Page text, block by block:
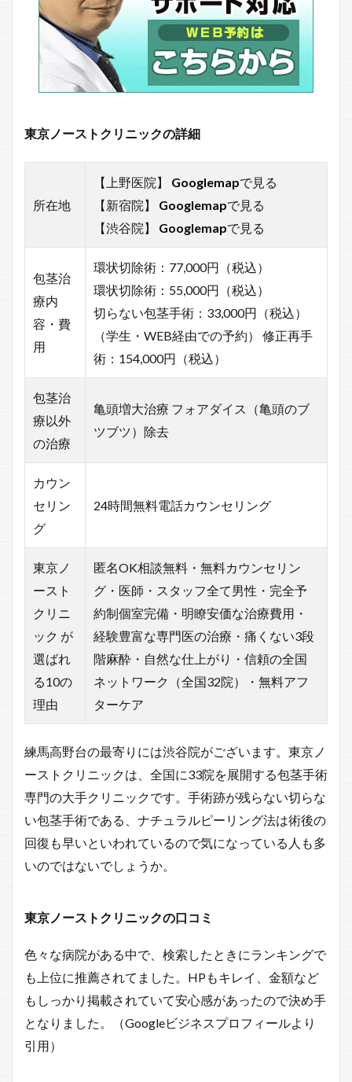
東京ノーストクリニックの詳細
所在地
【上野医院】 Googlemapで見る
【新宿院】 Googlemapで見る
【渋谷院】
Googlemapで見る
包茎治
療内
容・費
用
環状切除術：77,000円（税込）
環状切除術：55,000円（税込）
切らない包茎手術：33,000円（税込）
（学生・WEB経由での予約） 修正再手
術：154,000円（税込）
包茎治
療以外
の治療
亀頭増大治療 フォアダイス（亀頭のブ
ツブツ）除去
カウン
セリン
グ
24時間無料電話カウンセリング
東京ノ
ースト
クリニ
ック が
選ばれ
る10の
理由
匿名OK相談無料・無料カウンセリン
グ・医師・スタッフ全て男性・完全予
約制個室完備・明瞭安価な治療費用・
経験豊富な専門医の治療・痛くない3段
階麻酔・自然な仕上がり・信頼の全国
ネットワーク（全国32院）・無料アフ
ターケア
練馬高野台の最寄りには渋谷院がございます。東京ノ
ーストクリニックは、全国に33院を展開する包茎手術
専門の大手クリニックです。手術跡が残らない切らな
い包茎手術である、ナチュラルピーリング法は術後の
回復も早いといわれているので気になっている人も多
いのではないでしょうか。
東京ノーストクリニックの口コミ
色々な病院がある中で、検索したときにランキングで
も上位に推薦されてました。HPもキレイ、金額など
もしっかり掲載されていて安心感があったので決め手
となりました。（Googleビジネスプロフィールより
引用）